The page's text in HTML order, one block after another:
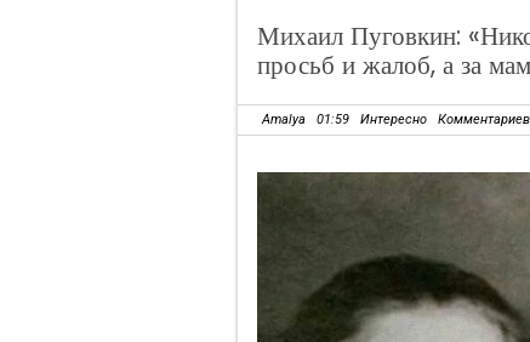
Михаил Пуговкин:
просьб и жалоб, а за
Amalya 01:59 Интересно